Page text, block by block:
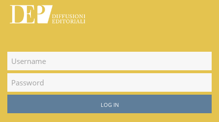
LOG IN